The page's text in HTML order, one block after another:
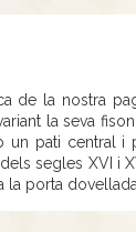
de la nostra
la seva
pati central i
segles XVI i
la porta